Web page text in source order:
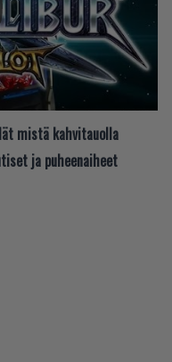
mistä kahvitauolla
ja puheenaiheet